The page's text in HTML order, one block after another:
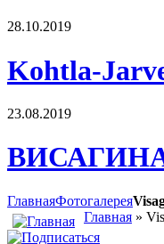
28.10.2019
Kohtla-
23.08.2019
ГлавнаяФотогалерея
Главная »